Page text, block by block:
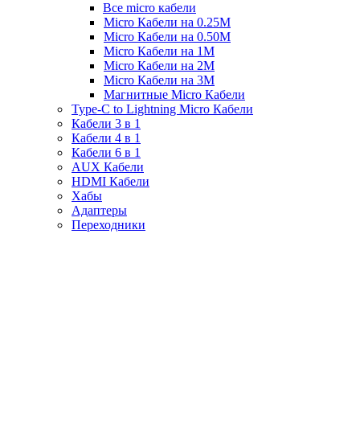
Все micro кабели
Micro Кабели на 0.25М
Micro Кабели на 0.50М
Micro Кабели на 1М
Micro Кабели на 2М
Micro Кабели на 3М
Магнитные Micro Кабели
Type-C to Lightning Micro Кабели
Кабели 3 в 1
Кабели 4 в 1
Кабели 6 в 1
AUX Кабели
HDMI Кабели
Хабы
Адаптеры
Переходники